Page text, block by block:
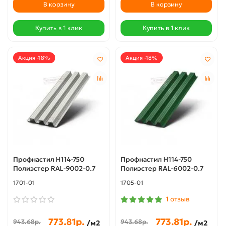
В корзину
Купить в 1 клик
В корзину
Купить в 1 клик
Акция -18%
Профнастил Н114-750
Полиэстер RAL-9002-0.7
1701-01
943.68р. 773.81р. /м2
Акция -18%
Профнастил Н114-750
Полиэстер RAL-6002-0.7
1705-01
1 отзыв
943.68р. 773.81р. /м2